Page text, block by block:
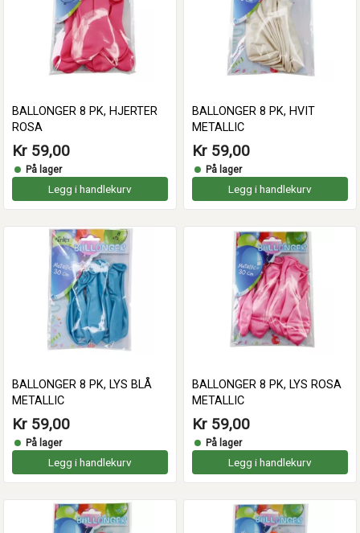
BALLONGER 8 PK, HJERTER
ROSA
Kr 59,00
På lager
Legg i handlekurv
BALLONGER 8 PK, HVIT
METALLIC
Kr 59,00
På lager
Legg i handlekurv
BALLONGER 8 PK, LYS BLÅ
METALLIC
Kr 59,00
På lager
Legg i handlekurv
BALLONGER 8 PK, LYS ROSA
METALLIC
Kr 59,00
På lager
Legg i handlekurv